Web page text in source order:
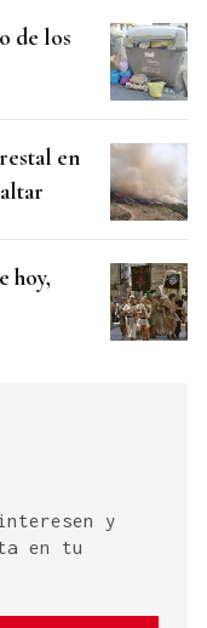
de los
en
hoy,
y
en tu